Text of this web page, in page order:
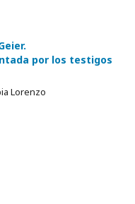
por los testigos
Lorenzo